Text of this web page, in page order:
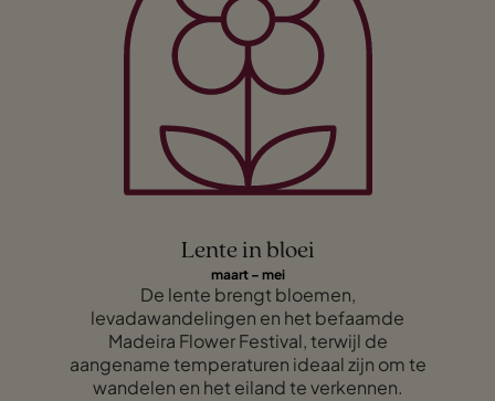
Lente in bloei
maart – mei
De lente brengt bloemen,
levadawandelingen en het befaamde
Madeira Flower Festival, terwijl de
aangename temperaturen ideaal zijn om te
wandelen en het eiland te verkennen.